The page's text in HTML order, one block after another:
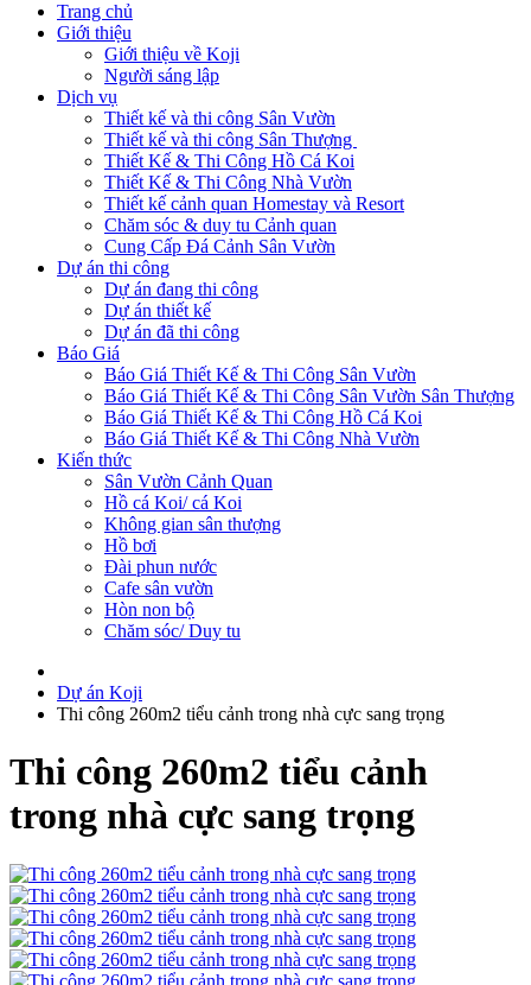
Trang chủ
Giới thiệu
Giới thiệu về Koji
Người sáng lập
Dịch vụ
Thiết kế và thi công Sân Vườn
Thiết kế và thi công Sân Thượng
Thiết Kế & Thi Công Hồ Cá Koi
Thiết Kế & Thi Công Nhà Vườn
Thiết kế cảnh quan Homestay và Resort
Chăm sóc & duy tu Cảnh quan
Cung Cấp Đá Cảnh Sân Vườn
Dự án thi công
Dự án đang thi công
Dự án thiết kế
Dự án đã thi công
Báo Giá
Báo Giá Thiết Kế & Thi Công Sân Vườn
Báo Giá Thiết Kế & Thi Công Sân Vườn Sân Thượng
Báo Giá Thiết Kế & Thi Công Hồ Cá Koi
Báo Giá Thiết Kế & Thi Công Nhà Vườn
Kiến thức
Sân Vườn Cảnh Quan
Hồ cá Koi/ cá Koi
Không gian sân thượng
Hồ bơi
Đài phun nước
Cafe sân vườn
Hòn non bộ
Chăm sóc/ Duy tu
Dự án Koji
Thi công 260m2 tiểu cảnh trong nhà cực sang trọng
Thi công 260m2 tiểu cảnh
trong nhà cực sang trọng